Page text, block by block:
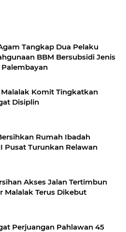
Tangkap Dua Pelaku
BBM Bersubsidi Jenis
Palembayan
Malalak Komit Tingkatkan
Disiplin
Rumah Ibadah
Pusat Turunkan Relawan
Akses Jalan Tertimbun
Malalak Terus Dikebut
Pahlawan 45